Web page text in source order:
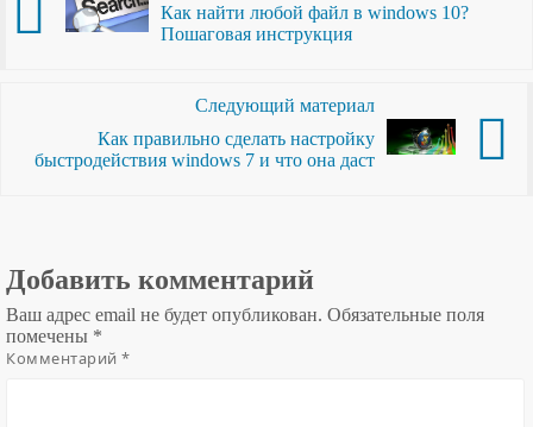
Как найти любой файл в windows 10?
Пошаговая инструкция
Следующий материал
Как правильно сделать настройку
быстродействия windows 7 и что она даст
Добавить комментарий
Ваш адрес email не будет опубликован. Обязательные поля
помечены *
Комментарий*